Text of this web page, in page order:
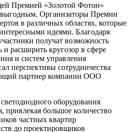
Премией «Золотой Фотон»
Организаторы Премии
в различных областях, которые
идеями. Благодаря
получат возможность
и расширить кругозор в сфере
и систем управления
перспективы сотрудничества
партнер компании ООО
оборудования
привлекая большое количество
частных квартир
до проектировщиков